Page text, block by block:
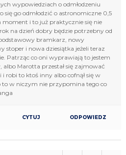
wypowiedziach o odmłodzeniu
się go odmłodzić o astronomiczne 0,5
moment i to już praktycznie się nie
na dzień dobry będzie potrzebny od
bramkarz, nowy
stoper i nowa dziesiątka jeżeli teraz
Patrząc co oni wyprawiają to jestem
albo Marotta przestał się zajmować
robi to ktoś inny albo cofnął się w
to w niczym nie przypomina tego co
CYTUJ ODPOWIEDZ